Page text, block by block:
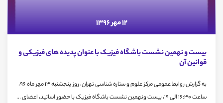
12 مهر 1396
بیست و نهمین نشست باشگاه فیزیک با عنوان پدیده های فیزیکی و
قوانین آن
به گزارش روابط عمومی مرکز علوم و ستاره شناسی تهران، روز پنجشنبه 13 مهر ماه 96،
ساعت 16:30 الی 19، بیست ونهمین نشست باشگاه فیزیک با حضور اساتید، اعضای ...